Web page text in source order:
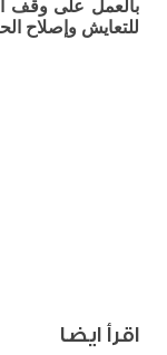
بالعمل على وقف
للتعايش وإصلاح
اقرأ ايضا